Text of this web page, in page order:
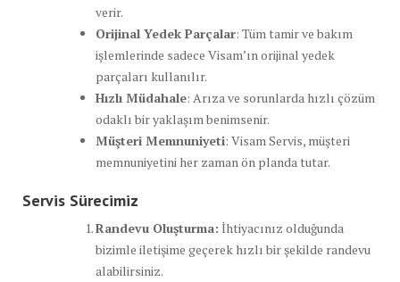
verir.
Orijinal Yedek Parçalar: Tüm tamir ve bakım
işlemlerinde sadece Visam’ın orijinal yedek
parçaları kullanılır.
Hızlı Müdahale: Arıza ve sorunlarda hızlı çözüm
odaklı bir yaklaşım benimsenir.
Müşteri Memnuniyeti: Visam Servis, müşteri
memnuniyetini her zaman ön planda tutar.
Servis Sürecimiz
Randevu Oluşturma: İhtiyacınız olduğunda
bizimle iletişime geçerek hızlı bir şekilde randevu
alabilirsiniz.